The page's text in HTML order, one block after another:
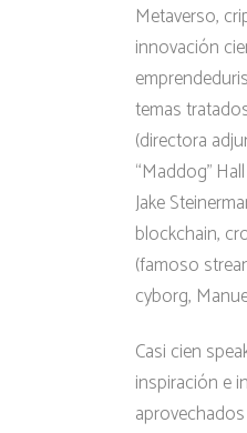
Metaverso,
innovación
temas
(directora
“Maddog”
Jake
blockchain,
(famoso
cyborg,
Casi cien
inspiración e